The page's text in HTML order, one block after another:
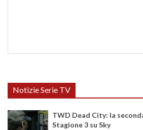
Notizie Serie TV
TWD Dead City: la
Stagione 3 su Sky